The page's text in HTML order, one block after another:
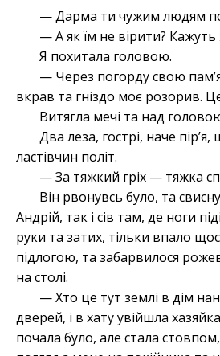
— Дарма ти чужим людям
— А як їм не вірити?
Я похитала головою.
— Через погорду свою
вкрав та гніздо моє розорив.
Витягла мечі та над
Два леза, гострі, наче пір’я,
ластівчин політ.
— За тяжкий гріх — тяжка
Він рвонувсь було, та
Андрій, так і сів там, де ноги
руки та затих, тільки впало
підлогою, та забарвилося
на столі.
— Хто це тут землі в дім
дверей, і в хату увійшла
почала було, але стала